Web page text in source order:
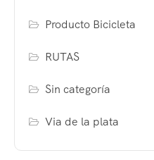
Producto Bicicleta
RUTAS
Sin categoría
Via de la plata